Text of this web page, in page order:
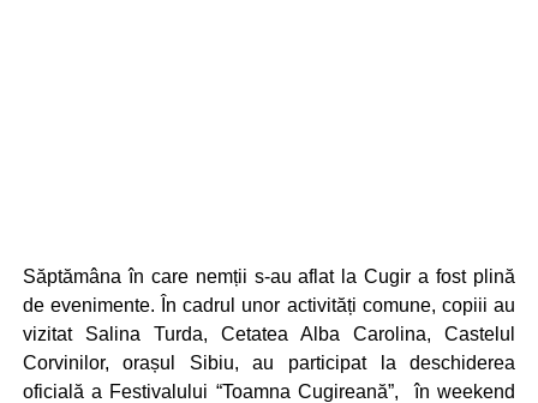
Săptămâna în care nemții s-au aflat la Cugir a fost plină
de evenimente. În cadrul unor activități comune, copiii au
vizitat Salina Turda, Cetatea Alba Carolina, Castelul
Corvinilor, orașul Sibiu, au participat la deschiderea
oficială a Festivalului “Toamna Cugireană”, în weekend